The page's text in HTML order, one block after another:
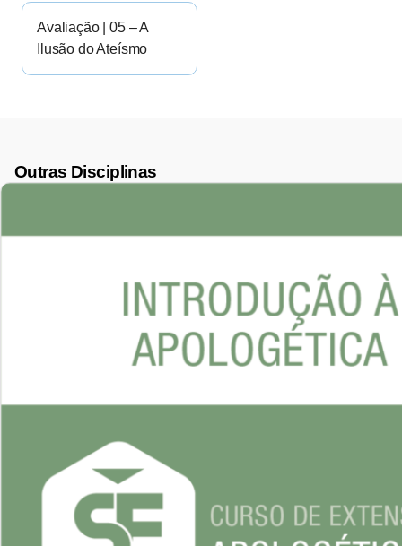
Avaliação | 05 – A
Ilusão do Ateísmo
Outras Disciplinas